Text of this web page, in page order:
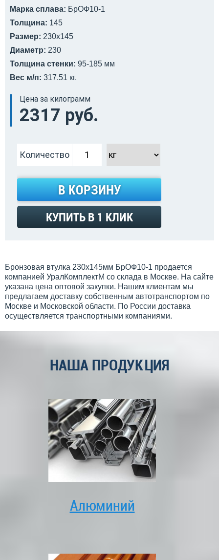
Марка сплава: БрОФ10-1
Толщина: 145
Размер: 230x145
Диаметр: 230
Толщина стенки: 95-185 мм
Вес м/п: 317.51 кг.
Цена за килограмм
2317 руб.
Количество
В КОРЗИНУ
КУПИТЬ В 1 КЛИК
Бронзовая втулка 230x145мм БрОФ10-1 продается
компанией УралКомплектМ со склада в Москве. На сайте
указана цена оптовой закупки. Нашим клиентам мы
предлагаем доставку собственным автотранспортом по
Москве и Московской области. По России доставка
осуществляется транспортными компаниями.
НАША ПРОДУКЦИЯ
Алюминий